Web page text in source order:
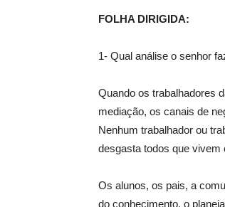
FOLHA DIRIGIDA:
1- Qual análise o senhor
Quando os trabalhadores
mediação, os canais de
Nenhum trabalhador ou
desgasta todos que vivem
Os alunos, os pais, a
do conhecimento, o